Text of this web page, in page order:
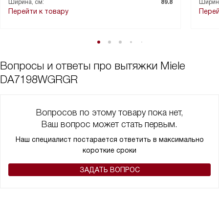
мощности, что для меня является важным критерием, ведь я
не люблю лишний шум на кухне.
Ширина, см:
89.8
Перейти к товару
Вопросы и ответы про вытяжки Miele
DA7198WGRGR
Вопросов по этому товару пока нет,
Ваш вопрос может стать первым.
Наш специалист постарается ответить в максимально
короткие сроки
ЗАДАТЬ ВОПРОС